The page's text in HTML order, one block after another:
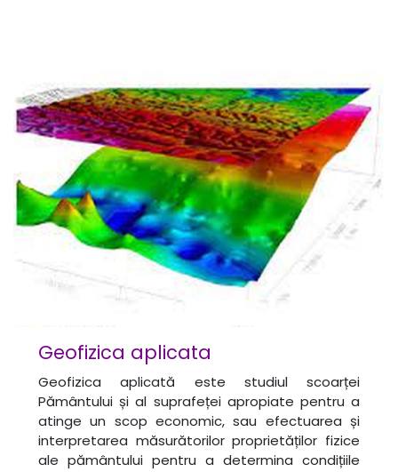
Geofizica aplicata
Geofizica aplicată este studiul scoarței
Pământului și al suprafeței apropiate pentru a
atinge un scop economic, sau efectuarea și
interpretarea măsurătorilor proprietăților fizice
ale pământului pentru a determina condițiile